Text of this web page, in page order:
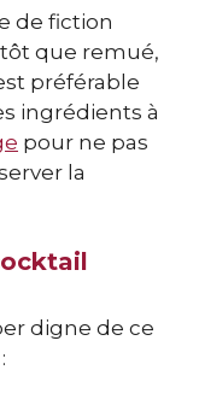
de fiction
que remué,
préférable
ingrédients à
pour ne pas
la
digne de ce